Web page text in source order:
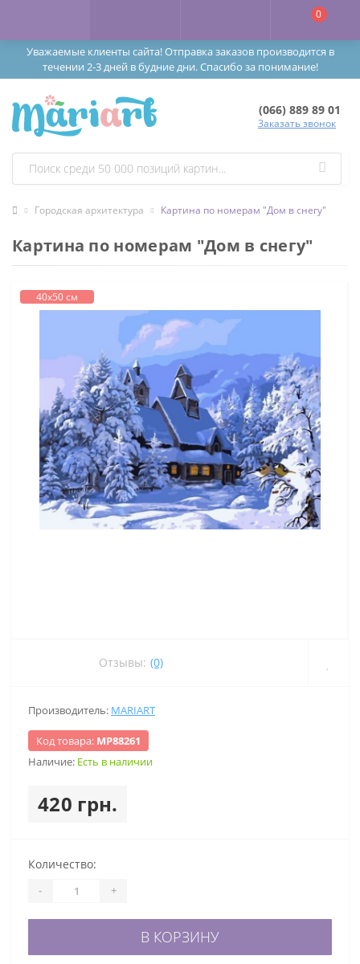
Уважаемые клиенты сайта! Отправка заказов производится в
течении 2-3 дней в будние дни. Спасибо за понимание!
0
(066) 889 89 01
Заказать звонок
Городская архитектура Картина по номерам "Дом в снегу"
Картина по номерам "Дом в снегу"
40х50 см
Отзывы: (0)
Производитель: MARIART
Код товара: МР88261
Наличие: Есть в наличии
420 грн.
Количество:
- +
В КОРЗИНУ